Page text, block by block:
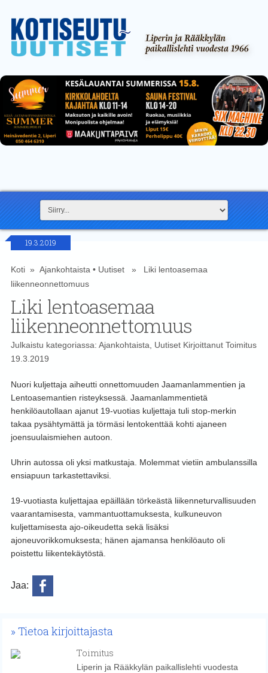
19.3.2019
Koti» Ajankohtaista• Uutiset» Liki lentoasemaa
liikenneonnettomuus
Liki lentoasemaa
liikenneonnettomuus
Julkaistu kategoriassa: Ajankohtaista, UutisetKirjoittanut Toimitus
19.3.2019
Nuori kuljettaja aiheutti onnettomuuden Jaamanlammentien ja
Lentoasemantien risteyksessä. Jaamanlammentietä
henkilöautollaan ajanut 19-vuotias kuljettaja tuli stop-merkin
takaa pysähtymättä ja törmäsi lentokenttää kohti ajaneen
joensuulaismiehen autoon.
Uhrin autossa oli yksi matkustaja. Molemmat vietiin ambulanssilla
ensiapuun tarkastettaviksi.
19-vuotiasta kuljettajaa epäillään törkeästä liikenneturvallisuuden
vaarantamisesta, vammantuottamuksesta, kulkuneuvon
kuljettamisesta ajo-oikeudetta sekä lisäksi
ajoneuvorikkomuksesta; hänen ajamansa henkilöauto oli
poistettu liikentekäytöstä.
Jaa:
Tietoa kirjoittajasta
Toimitus
Liperin ja Rääkkylän paikallislehti vuodesta